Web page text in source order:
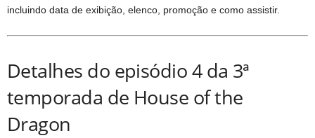
incluindo data de exibição, elenco, promoção e como assistir.
Detalhes do episódio 4 da 3ª
temporada de House of the
Dragon